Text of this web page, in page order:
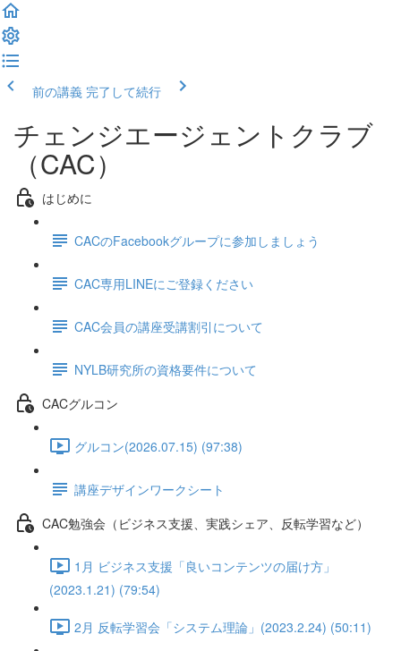
前の講義 完了して続行
チェンジエージェントクラブ
（CAC）
はじめに
CACのFacebookグループに参加しましょう
CAC専用LINEにご登録ください
CAC会員の講座受講割引について
NYLB研究所の資格要件について
CACグルコン
グルコン(2026.07.15) (97:38)
講座デザインワークシート
CAC勉強会（ビジネス支援、実践シェア、反転学習など）
1月 ビジネス支援「良いコンテンツの届け方」
(2023.1.21) (79:54)
2月 反転学習会「システム理論」(2023.2.24) (50:11)